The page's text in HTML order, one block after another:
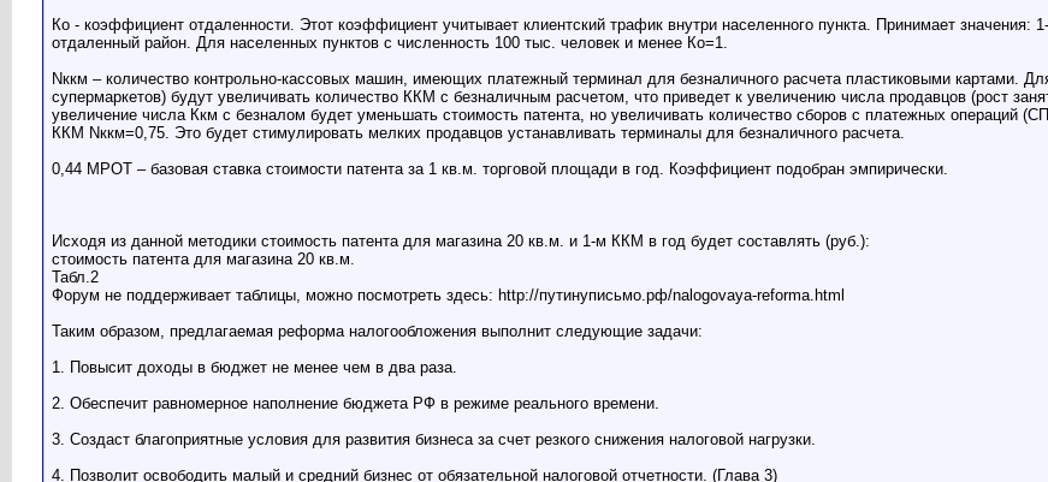
Ко - коэффициент отдаленности. Этот коэффициент учитывает клиентский трафик внутри населенного пункта. Принимает значения:
отдаленный район. Для населенных пунктов с численность 100 тыс. человек и менее Ко=1.
Nккм – количество контрольно-кассовых машин, имеющих платежный терминал для безналичного расчета пластиковыми картами.
супермаркетов) будут увеличивать количество ККМ с безналичным расчетом, что приведет к увеличению числа продавцов (рост
увеличение числа Ккм с безналом будет уменьшать стоимость патента, но увеличивать количество сборов с платежных операций
ККМ Nккм=0,75. Это будет стимулировать мелких продавцов устанавливать терминалы для безналичного расчета.
0,44 МРОТ – базовая ставка стоимости патента за 1 кв.м. торговой площади в год. Коэффициент подобран эмпирически.
Исходя из данной методики стоимость патента для магазина 20 кв.м. и 1-м ККМ в год будет составлять (руб.):
стоимость патента для магазина 20 кв.м.
Табл.2
Форум не поддерживает таблицы, можно посмотреть здесь: http://путинуписьмо.рф/nalogovaya-reforma.html
Таким образом, предлагаемая реформа налогообложения выполнит следующие задачи:
1. Повысит доходы в бюджет не менее чем в два раза.
2. Обеспечит равномерное наполнение бюджета РФ в режиме реального времени.
3. Создаст благоприятные условия для развития бизнеса за счет резкого снижения налоговой нагрузки.
4. Позволит освободить малый и средний бизнес от обязательной налоговой отчетности. (Глава 3)